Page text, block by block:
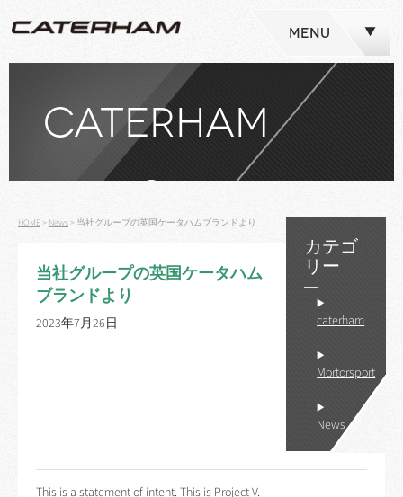
MENU
CATERHAM
NEWS
カテゴ
リー
caterham
Mortorsport
News
HOME> News> 当社グループの英国ケータハムブランドより
当社グループの英国ケータハム
ブランドより
2023年7月26日
This is a statement of intent. This is Project V.